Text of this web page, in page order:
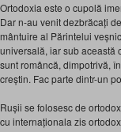
Ortodoxia este o cupolă
Dar n-au venit dezbrăcați
mântuire al Părintelui
universală, iar sub această
sunt româncă, dimpotrivă,
creștin. Fac parte dintr-un
Rușii se folosesc de
cu internaționala zis